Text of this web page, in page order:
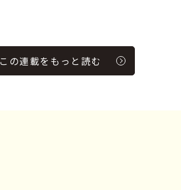
この連載をもっと読む